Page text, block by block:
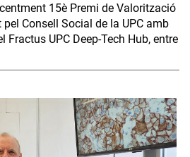
15è Premi de Valorització
Consell Social de la UPC amb
Fractus UPC Deep-Tech Hub, entre